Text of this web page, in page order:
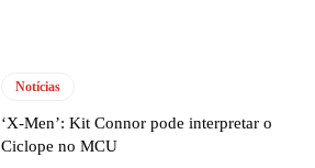
Notícias
‘X-Men’: Kit Connor pode interpretar o
Ciclope no MCU